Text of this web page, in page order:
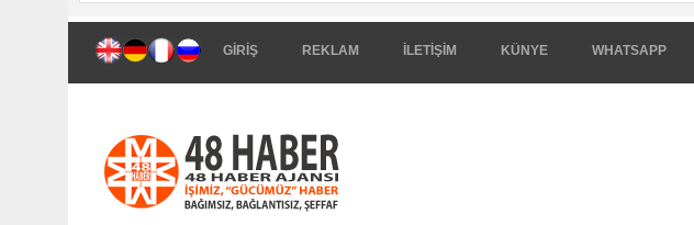
GİRİŞ REKLAM İLETİŞİM KÜNYE WHATSAPP